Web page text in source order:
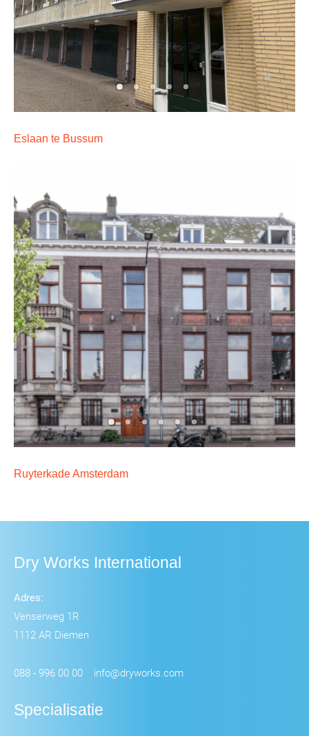
Eslaan te Bussum
Ruyterkade Amsterdam
Dry Works International
Adres:
Venserweg 1R
1112 AR Diemen
088 - 996 00 00 info@dryworks.com
Specialisatie